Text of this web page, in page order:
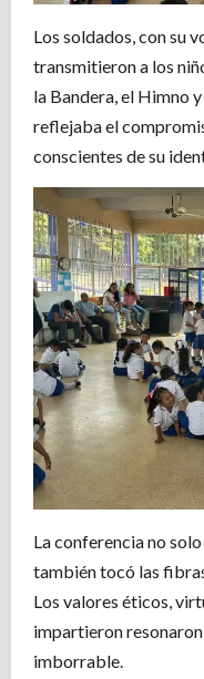
Los soldados, con su
transmitieron a los
la Bandera, el Himno
reflejaba el
conscientes de su
La conferencia no
también tocó las
Los valores éticos,
impartieron resonaron
imborrable.